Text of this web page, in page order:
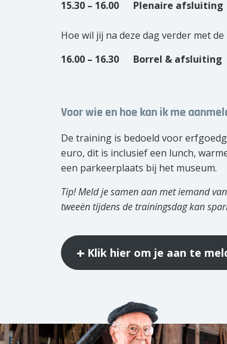
15.30 – 16.00
Plenaire afsluiting
Hoe wil jij na deze dag verder met
16.00 – 16.30
Borrel & afsluiting
Voor wie en hoe kan ik me
De training is bedoeld voor
euro, dit is inclusief een lunch,
een parkeerplaats bij het museum.
Tip! Meld je samen aan met iemand
tweeën tijdens de trainingsdag kan
Klik hier om je aan te